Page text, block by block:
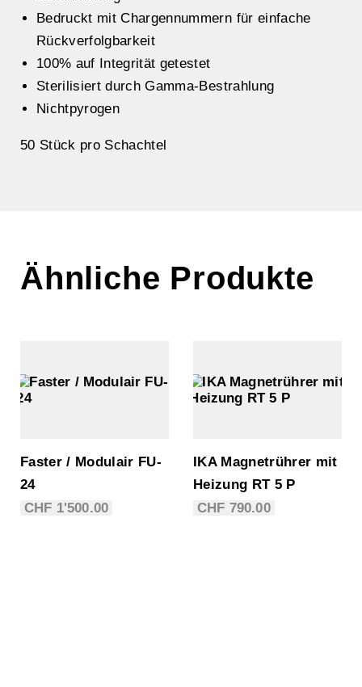
Bedruckt mit Chargennummern für einfache
Rückverfolgbarkeit
100% auf Integrität getestet
Sterilisiert durch Gamma-Bestrahlung
Nichtpyrogen
50 Stück pro Schachtel
Ähnliche Produkte
Faster / Modulair FU-
24
CHF 1'500.00
IKA Magnetrührer mit
Heizung RT 5 P
CHF 790.00